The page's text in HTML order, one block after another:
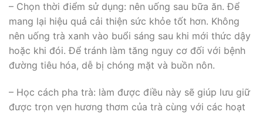
– Chọn thời điểm sử dụng: nên uống sau bữa ăn. Để
mang lại hiệu quả cải thiện sức khỏe tốt hơn. Không
nên uống trà xanh vào buổi sáng sau khi mới thức dậy
hoặc khi đói. Để tránh làm tăng nguy cơ đối với bệnh
đường tiêu hóa, dễ bị chóng mặt và buồn nôn.
– Học cách pha trà: làm được điều này sẽ giúp lưu giữ
được trọn vẹn hương thơm của trà cùng với các hoạt